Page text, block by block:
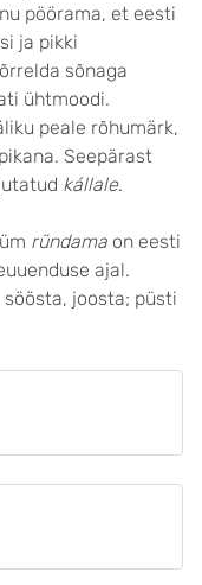
pöörama, et eesti
ja pikki
sõnaga
ühtmoodi.
peale rõhumärk,
Seepärast
kállale.
ründama on eesti
ajal.
söösta, joosta; püsti